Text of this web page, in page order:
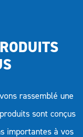
rassemblé une
sont conçus
importantes à vos